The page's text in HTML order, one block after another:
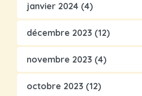
janvier 2024 (4)
décembre 2023 (12)
novembre 2023 (4)
octobre 2023 (12)